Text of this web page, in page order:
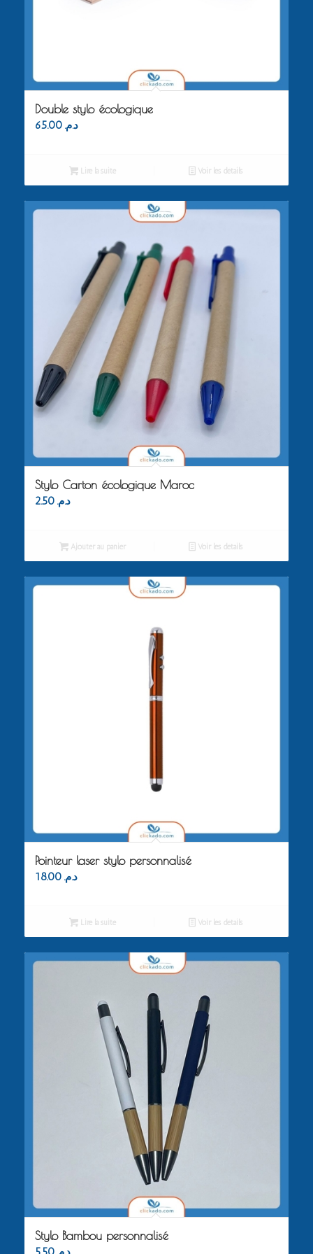
Double stylo écologique
د.م. 65.00
Lire la suite Voir les détails
Stylo Carton écologique Maroc
د.م. 2.50
Ajouter au panier Voir les détails
Pointeur laser stylo personnalisé
د.م. 18.00
Lire la suite Voir les détails
Stylo Bambou personnalisé